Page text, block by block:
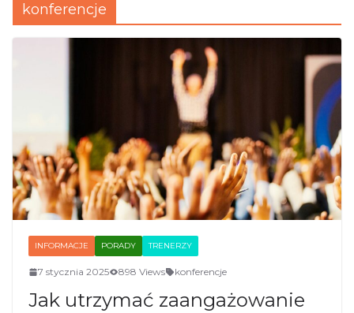
konferencje
INFORMACJE PORADY TRENERZY
7 stycznia 2025 898 Views konferencje
Jak utrzymać zaangażowanie